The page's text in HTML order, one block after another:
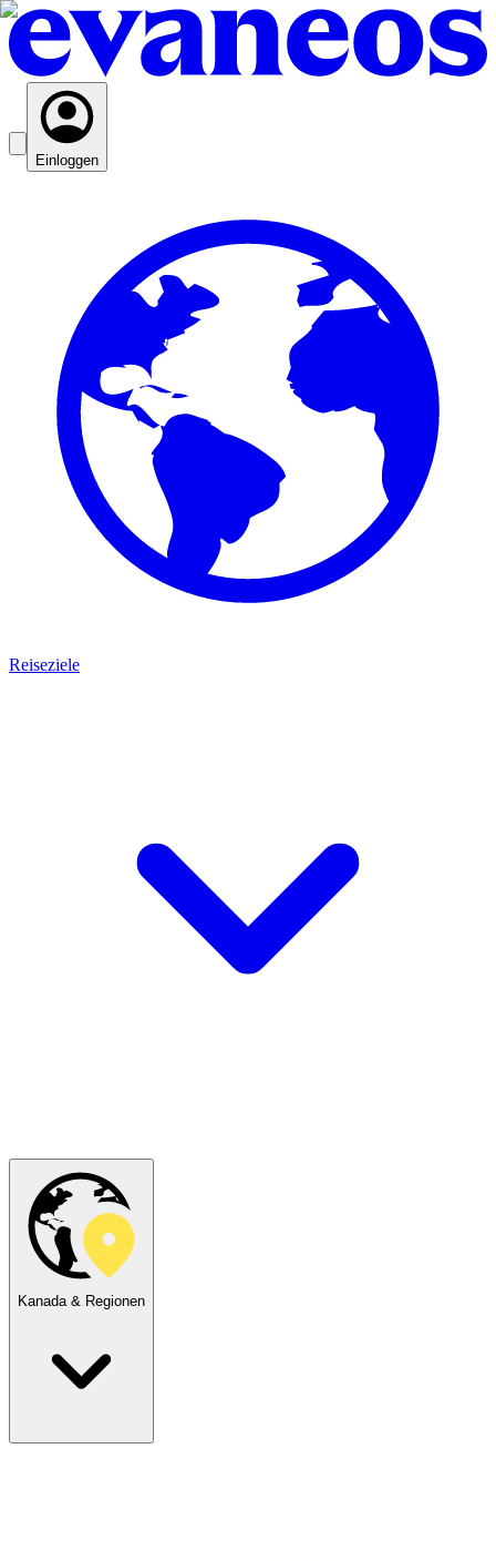
Einloggen
Reiseziele
Kanada & Regionen